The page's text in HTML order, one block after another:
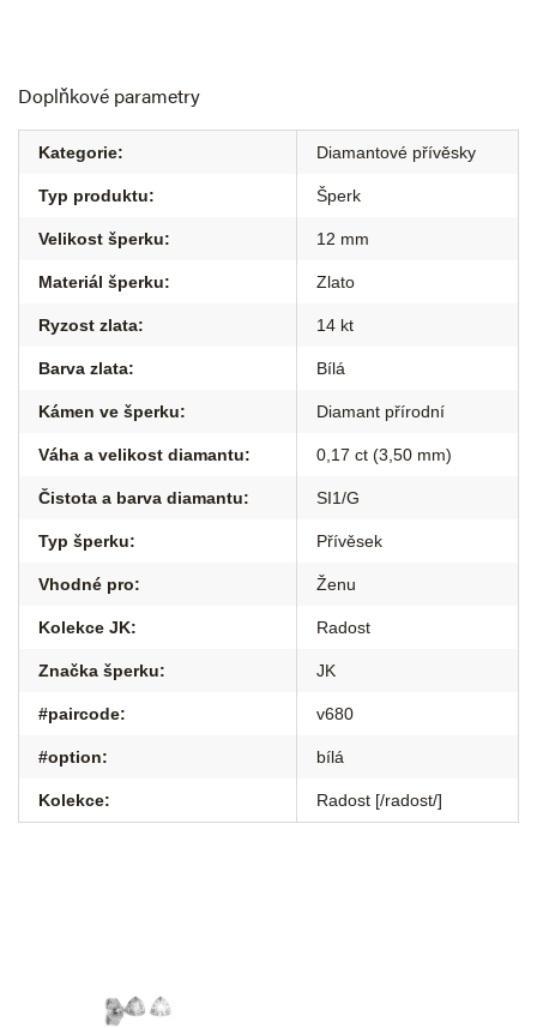
Doplňkové parametry
Kategorie: Diamantové přívěsky
Typ produktu: Šperk
Velikost šperku: 12 mm
Materiál šperku: Zlato
Ryzost zlata: 14 kt
Barva zlata: Bílá
Kámen ve šperku: Diamant přírodní
Váha a velikost diamantu: 0,17 ct (3,50 mm)
Čistota a barva diamantu: SI1/G
Typ šperku: Přívěsek
Vhodné pro: Ženu
Kolekce JK: Radost
Značka šperku: JK
#paircode: v680
#option: bílá
Kolekce: Radost [/radost/]